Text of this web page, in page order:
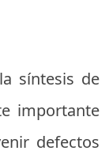
síntesis de
importante
defectos